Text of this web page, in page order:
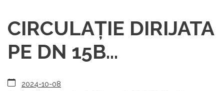
CIRCULAȚIE DIRIJATA
PE DN 15B...
2024-10-08